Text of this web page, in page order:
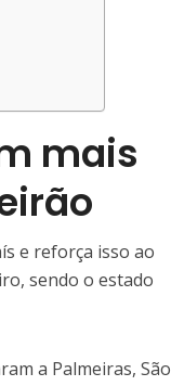
mais
e reforça isso ao
sendo o estado
a Palmeiras, São